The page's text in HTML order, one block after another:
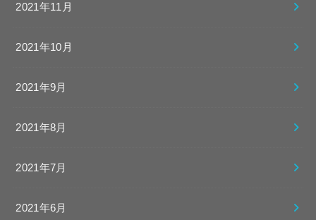
2021年11月
2021年10月
2021年9月
2021年8月
2021年7月
2021年6月